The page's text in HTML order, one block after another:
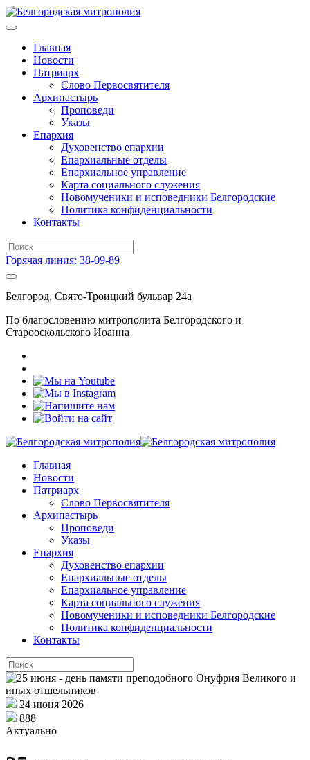
Главная
Новости
Патриарх
Слово Первосвятителя
Архипастырь
Проповеди
Указы
Епархия
Духовенство епархии
Епархиальные отделы
Епархиальное управление
Карта социального служения
Новомученики и исповедники Белгородские
Политика конфиденциальности
Контакты
Горячая линия: 38-09-89
Белгород, Свято-Троицкий бульвар 24а
По благословению митрополита Белгородского и
Старооскольского Иоанна
Главная
Новости
Патриарх
Слово Первосвятителя
Архипастырь
Проповеди
Указы
Епархия
Духовенство епархии
Епархиальные отделы
Епархиальное управление
Карта социального служения
Новомученики и исповедники Белгородские
Политика конфиденциальности
Контакты
24 июня 2026
888
Актуально